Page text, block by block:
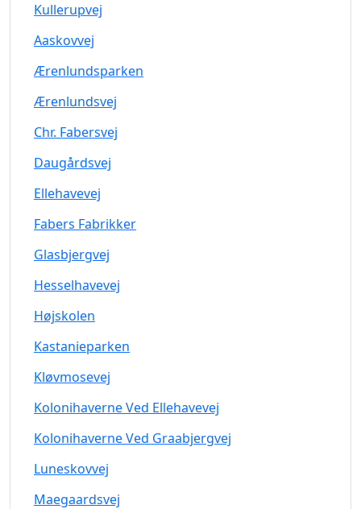
Kullerupvej
Aaskovvej
Ærenlundsparken
Ærenlundsvej
Chr. Fabersvej
Daugårdsvej
Ellehavevej
Fabers Fabrikker
Glasbjergvej
Hesselhavevej
Højskolen
Kastanieparken
Kløvmosevej
Kolonihaverne Ved Ellehavevej
Kolonihaverne Ved Graabjergvej
Luneskovvej
Maegaardsvej